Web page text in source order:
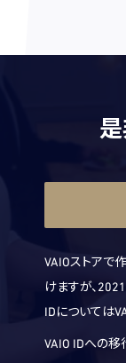
VAIOストアで
けますが、
IDについては
VAIO IDへの移